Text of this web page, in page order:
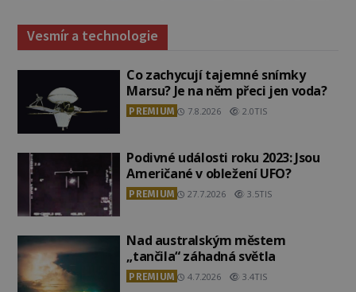
Vesmír a technologie
Co zachycují tajemné snímky
Marsu? Je na něm přeci jen voda?
PREMIUM 7.8.2026 2.0TIS
Podivné události roku 2023: Jsou
Američané v obležení UFO?
PREMIUM 27.7.2026 3.5TIS
Nad australským městem
„tančila“ záhadná světla
PREMIUM 4.7.2026 3.4TIS